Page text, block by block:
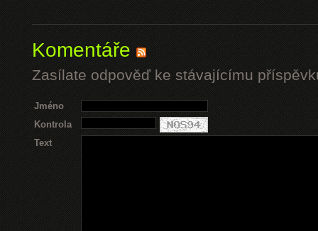
Komentáře
Zasílate odpověď ke stávajícímu
Jméno
Kontrola
Text